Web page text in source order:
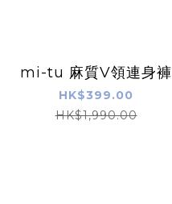
mi-tu 麻質V領連身褲
HK$399.00
HK$1,990.00